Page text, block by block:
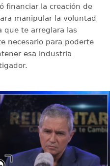
financiar la creación de
manipular la voluntad
que te arreglara las
necesario para poderte
esa industria